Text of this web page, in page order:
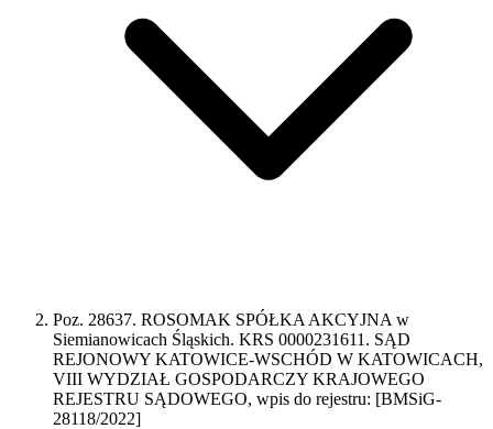
Poz. 28637. ROSOMAK SPÓŁKA AKCYJNA w
Siemianowicach Śląskich. KRS 0000231611. SĄD
REJONOWY KATOWICE-WSCHÓD W KATOWICACH,
VIII WYDZIAŁ GOSPODARCZY KRAJOWEGO
REJESTRU SĄDOWEGO, wpis do rejestru: [BMSiG-
28118/2022]